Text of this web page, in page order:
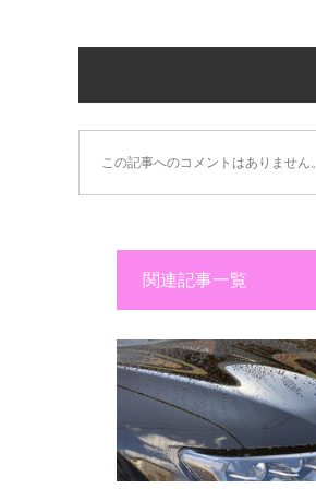
この記事へのコメントはありません。
関連記事一覧